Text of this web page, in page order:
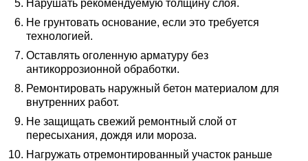
Нарушать рекомендуемую толщину слоя.
Не грунтовать основание, если это требуется
технологией.
Оставлять оголенную арматуру без
антикоррозионной обработки.
Ремонтировать наружный бетон материалом для
внутренних работ.
Не защищать свежий ремонтный слой от
пересыхания, дождя или мороза.
Нагружать отремонтированный участок раньше